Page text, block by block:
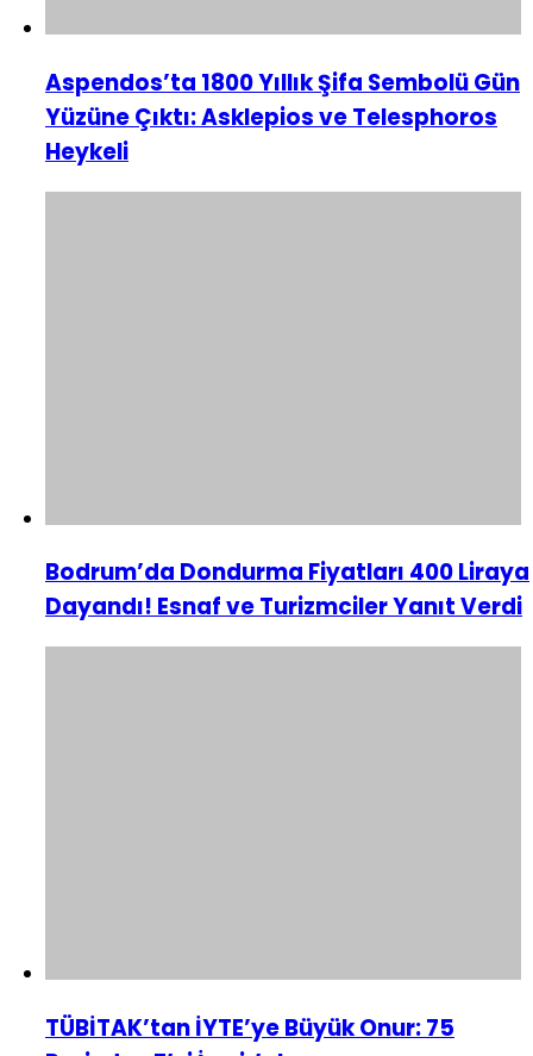
Aspendos’ta 1800 Yıllık Şifa Sembolü Gün
Yüzüne Çıktı: Asklepios ve Telesphoros
Heykeli
Bodrum’da Dondurma Fiyatları 400 Liraya
Dayandı! Esnaf ve Turizmciler Yanıt Verdi
TÜBİTAK’tan İYTE’ye Büyük Onur: 75